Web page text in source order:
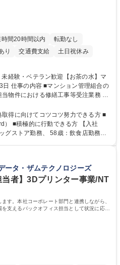
間20時間以内
転勤なし
り 交通費支給 土日祝休み
合の
物件における修繕工事等受注業務 ■
の転職者が多数活躍しています
ティヴで平均約100万円/年（昨年度
円/月 ★親会社である株式会社合
て、質の高いサービスと適性価格を
得に向けてコツコツ努力できる方 ■
入社
務、 58歳：飲食店勤務
クス制度、未経験からでも下限年収
短大 専修学校 高校 語学力： 資格：第
ータ・ザムテクノロジーズ
当者】3Dプリンター事業/NT
す。本社コーポレート部門と連携しながら、
支えるバックオフィス担当として状況に応じ